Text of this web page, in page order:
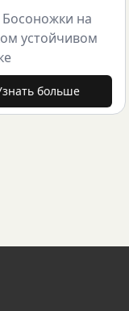
Босоножки на
устойчивом
больше